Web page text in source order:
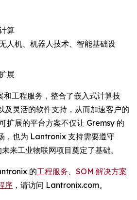
算
人机、机器人技术、智能基础设
展
工程服务，整合了嵌入式计算技
及灵活的软件支持，从而加速客户的
扩展的平台方案不仅让 Gremsy 的
，也为 Lantronix 支持需要遵守
来工业物联网项目奠定了基础。
的工程服务
SOM 解决方案
序 ，请访问 Lantronix.com。